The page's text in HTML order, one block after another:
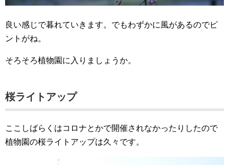
良い感じで暮れていきます。でもわずかに風があるのでピ
ントがね。
そろそろ植物園に入りましょうか。
桜ライトアップ
ここしばらくはコロナとかで開催されなかったりしたので
植物園の桜ライトアップは久々です。